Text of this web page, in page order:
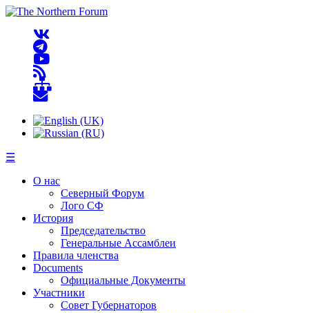
☰
О нас
Северный Форум
Лого СФ
История
Председательство
Генеральные Ассамблеи
Правила членства
Documents
Официальные Документы
Участники
Совет Губернаторов